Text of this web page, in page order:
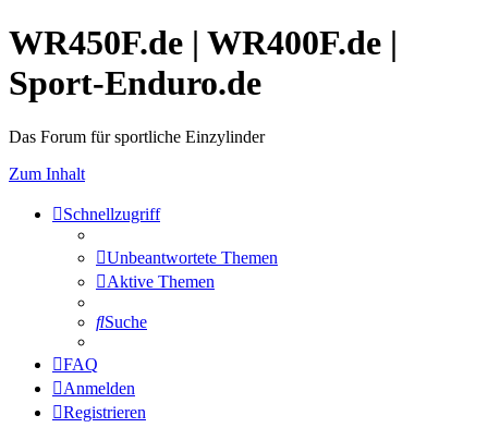
WR450F.de | WR400F.de |
Sport-Enduro.de
Das Forum für sportliche Einzylinder
Zum Inhalt
Schnellzugriff
Unbeantwortete Themen
Aktive Themen
Suche
FAQ
Anmelden
Registrieren